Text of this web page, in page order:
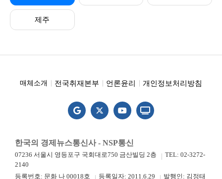
제주
매체소개 전국취재본부 언론윤리 개인정보처리방침
한국의 경제뉴스통신사 - NSP통신
07236 서울시 영등포구 국회대로750 금산빌딩 2층
TEL: 02-3272-
2140
등록번호: 문화 나 00018호
등록일자: 2011.6.29 발행인: 김정태